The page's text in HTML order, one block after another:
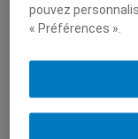
pouvez
« Préférences ».